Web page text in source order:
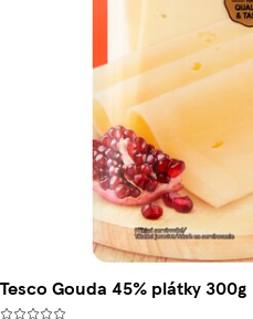
Tesco Gouda 45% plátky 300g